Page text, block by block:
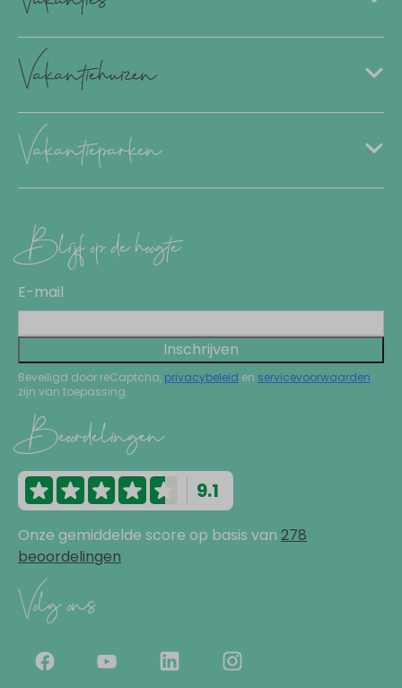
Vakantiehuizen
Vakantieparken
Blijf op de hoogte
E-mail
Inschrijven
Beveiligd door reCaptcha, privacybeleid en servicevoorwaarden
zijn van toepassing.
Beoordelingen
9.1
Onze gemiddelde score op basis van 278
beoordelingen
Volg ons